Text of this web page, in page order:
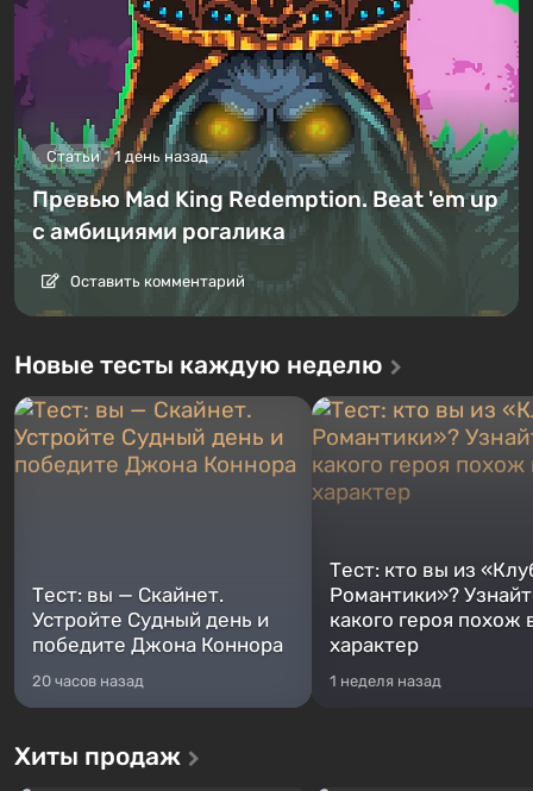
Статьи 1 день назад
Превью Mad King Redemption. Beat 'em up
с амбициями рогалика
Оставить комментарий
Новые тесты каждую неделю
Тест: вы — Скайнет.
Устройте Судный день и
победите Джона Коннора
20 часов назад
Тест: кто вы из
Романтики»?
какого героя похож
характер
1 неделя назад
Хиты продаж